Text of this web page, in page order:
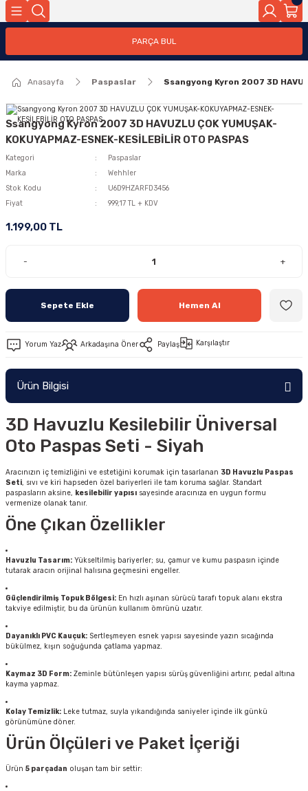
PARÇA BUL
Anasayfa Paspaslar Ssangyong Kyron 2007 3D
Ssangyong Kyron 2007 3D HAVUZLU ÇOK YUMUŞAK-
KOKUYAPMAZ-ESNEK-KESİLEBİLİR OTO PASPAS
Kategori
Paspaslar
Marka
Wehhler
Stok Kodu
U6D9HZARFD3456
Fiyat
999,17 TL + KDV
1.199,00 TL
- +
Sepete Ekle Hemen Al
Yorum Yaz Arkadaşına Öner Paylaş Karşılaştır
Ürün Bilgisi
3D Havuzlu Kesilebilir Üniversal
Oto Paspas Seti - Siyah
Aracınızın iç temizliğini ve estetiğini korumak için tasarlanan 3D Havuzlu Paspas
Seti, sıvı ve kiri hapseden özel bariyerleri ile tam koruma sağlar. Standart
paspasların aksine, kesilebilir yapısı sayesinde aracınıza en uygun formu
vermenize olanak tanır.
Öne Çıkan Özellikler
Havuzlu Tasarım: Yükseltilmiş bariyerler; su, çamur ve kumu paspasın içinde
tutarak aracın orijinal halısına geçmesini engeller.
Güçlendirilmiş Topuk Bölgesi: En hızlı aşınan sürücü tarafı topuk alanı ekstra
takviye edilmiştir, bu da ürünün kullanım ömrünü uzatır.
Dayanıklı PVC Kauçuk: Sertleşmeyen esnek yapısı sayesinde yazın sıcağında
bükülmez, kışın soğuğunda çatlama yapmaz.
Kaymaz 3D Form: Zeminle bütünleşen yapısı sürüş güvenliğini artırır, pedal altına
kayma yapmaz.
Kolay Temizlik: Leke tutmaz, suyla yıkandığında saniyeler içinde ilk günkü
görünümüne döner.
Ürün Ölçüleri ve Paket İçeriği
Ürün 5 parçadan oluşan tam bir settir: